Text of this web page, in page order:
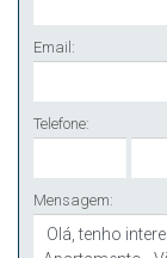
Email:
Telefone:
Mensagem: